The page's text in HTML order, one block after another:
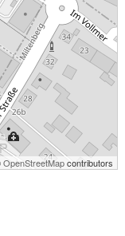
OpenStreetMapcontributors